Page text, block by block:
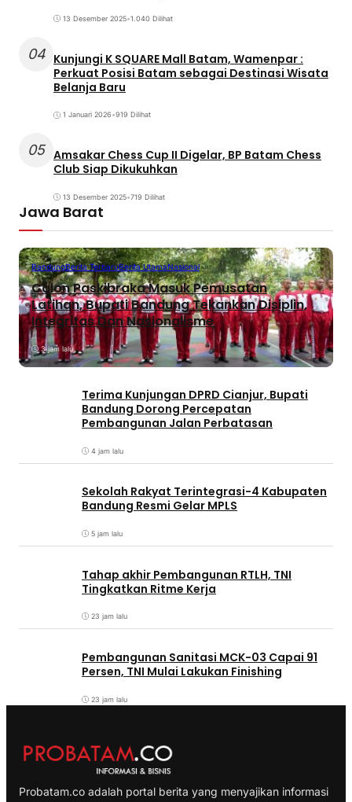
13 Desember 2025•1.040 Dilihat
04 Kunjungi K SQUARE Mall Batam, Wamenpar :
Perkuat Posisi Batam sebagai Destinasi Wisata
Belanja Baru
1 Januari 2026•919 Dilihat
05 Amsakar Chess Cup II Digelar, BP Batam Chess
Club Siap Dikukuhkan
13 Desember 2025•719 Dilihat
Jawa Barat
BandungBerita TerbaruBerita UtamaNasional
Calon Paskibraka Masuk Pemusatan
Latihan, Bupati Bandung Tekankan Disiplin,
Integritas Dan Nasionalisme
3 jam lalu
Terima Kunjungan DPRD Cianjur, Bupati
Bandung Dorong Percepatan
Pembangunan Jalan Perbatasan
4 jam lalu
Sekolah Rakyat Terintegrasi-4 Kabupaten
Bandung Resmi Gelar MPLS
5 jam lalu
Tahap akhir Pembangunan RTLH, TNI
Tingkatkan Ritme Kerja
23 jam lalu
Pembangunan Sanitasi MCK-03 Capai 91
Persen, TNI Mulai Lakukan Finishing
23 jam lalu
Probatam.co adalah portal berita yang menyajikan informasi